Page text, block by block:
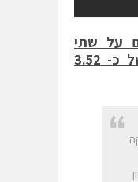
על שתי
עסקאות בהיקף כולל של כ- 3.52